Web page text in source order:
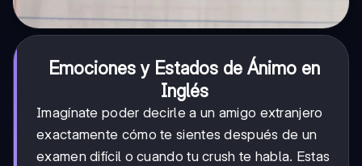
Emociones y Estados de Ánimo en
Inglés
Imagínate poder decirle a un amigo extranjero
exactamente cómo te sientes después de un
examen difícil o cuando tu crush te habla. Estas